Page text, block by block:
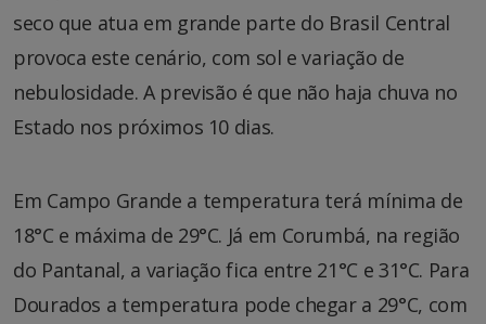
seco que atua em grande parte do Brasil Central
provoca este cenário, com sol e variação de
nebulosidade. A previsão é que não haja chuva no
Estado nos próximos 10 dias.
Em Campo Grande a temperatura terá mínima de
18°C e máxima de 29°C. Já em Corumbá, na região
do Pantanal, a variação fica entre 21°C e 31°C. Para
Dourados a temperatura pode chegar a 29°C, com